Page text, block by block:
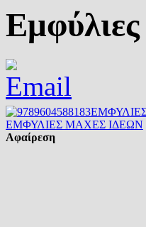
ΕΜΦΥΛΙΕΣ ΜΑΧΕΣ ΙΔΕΩΝ
Αφαίρεση